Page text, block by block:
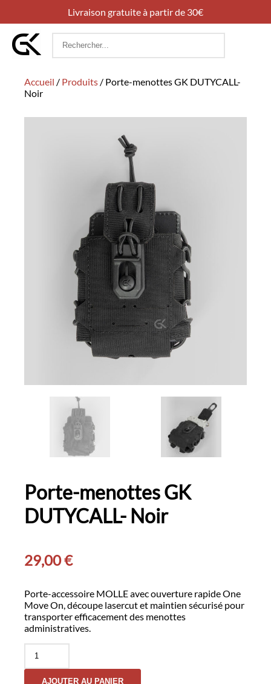
Livraison gratuite à partir de 30€
Rechercher
Accueil / Produits / Porte-menottes GK DUTYCALL-
Noir
Porte-menottes GK
DUTYCALL- Noir
29,00€
Porte-accessoire MOLLE avec ouverture rapide One
Move On, découpe lasercut et maintien sécurisé pour
transporter efficacement des menottes
administratives.
quantité
Porte-
AJOUTER AU PANIER